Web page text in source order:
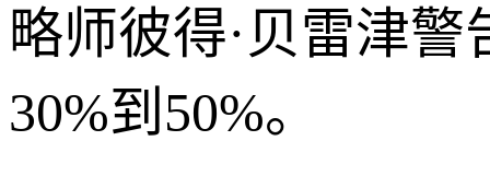
略师彼得·贝雷津
30%到50%。